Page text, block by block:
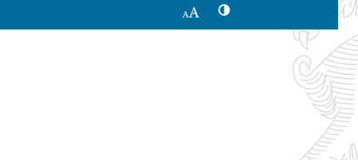
SchriftgrößeKontrastwechsel